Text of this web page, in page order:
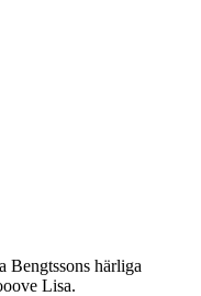
Bengtssons härliga
Lisa.